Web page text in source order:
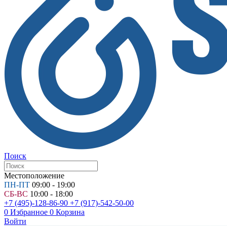
Поиск
Местоположение
ПН-ПТ 09:00 - 19:00
СБ-ВС 10:00 - 18:00
+7 (495)-128-86-90 +7 (917)-542-50-00
0 Избранное 0 Корзина
Войти